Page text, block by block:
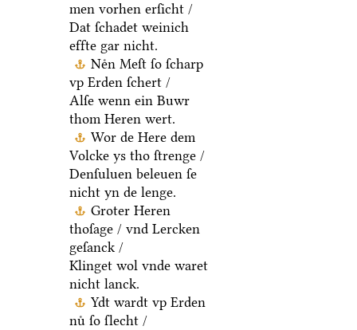
men vorhen erſicht /
Dat ſchadet weinich
effte gar nicht.
Neͤn Meſt ſo ſcharp
vp Erden ſchert /
Alſe wenn ein Buwr
thom Heren wert.
Wor de Here dem
Volcke ys tho ſtrenge /
Denſuluen beleuen ſe
nicht yn de lenge.
Groter Heren
thoſage / vnd Lercken
geſanck /
Klinget wol vnde waret
nicht lanck.
Ydt wardt vp Erden
nuͤ ſo ſlecht /